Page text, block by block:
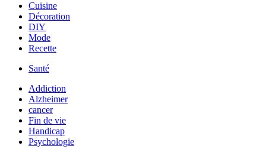
Cuisine
Décoration
DIY
Mode
Recette
Santé
Addiction
Alzheimer
cancer
Fin de vie
Handicap
Psychologie